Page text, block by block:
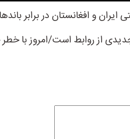
ایران و افغانستان در برابر
از روابط است/امروز با